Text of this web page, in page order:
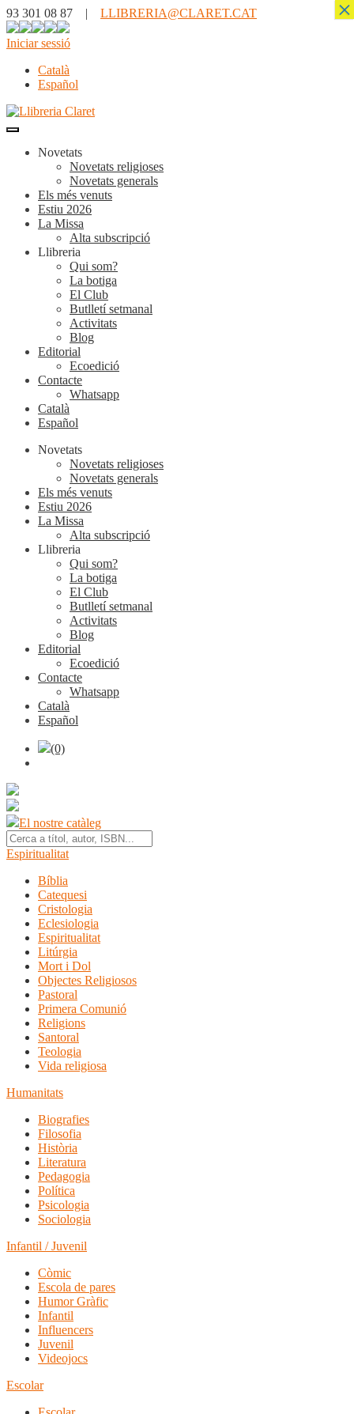
93 301 08 87 | LLIBRERIA@CLARET.CAT
Iniciar sessió
Català
Español
Novetats
Novetats religioses
Novetats generals
Els més venuts
Estiu 2026
La Missa
Alta subscripció
Llibreria
Qui som?
La botiga
El Club
Butlletí setmanal
Activitats
Blog
Editorial
Ecoedició
Contacte
Whatsapp
Català
Español
Novetats
Novetats religioses
Novetats generals
Els més venuts
Estiu 2026
La Missa
Alta subscripció
Llibreria
Qui som?
La botiga
El Club
Butlletí setmanal
Activitats
Blog
Editorial
Ecoedició
Contacte
Whatsapp
Català
Español
(0)
El nostre catàleg
Espiritualitat
Bíblia
Catequesi
Cristologia
Eclesiologia
Espiritualitat
Litúrgia
Mort i Dol
Objectes Religiosos
Pastoral
Primera Comunió
Religions
Santoral
Teologia
Vida religiosa
Humanitats
Biografies
Filosofia
Història
Literatura
Pedagogia
Política
Psicologia
Sociologia
Infantil / Juvenil
Còmic
Escola de pares
Humor Gràfic
Infantil
Influencers
Juvenil
Videojocs
Escolar
×